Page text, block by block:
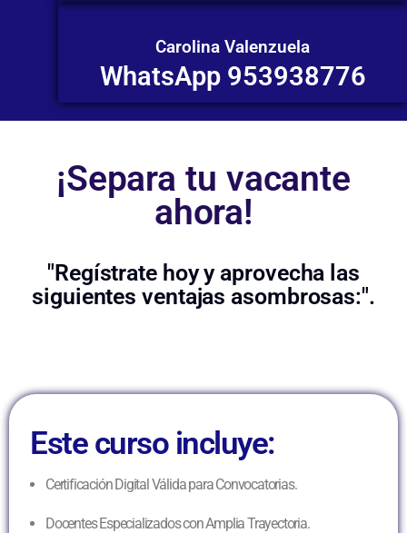
Carolina Valenzuela
WhatsApp 953938776
¡Separa tu vacante
ahora!
"Regístrate hoy y aprovecha las
siguientes ventajas asombrosas:".
Este curso incluye:
Certificación Digital Válida para Convocatorias.
Docentes Especializados con Amplia Trayectoria.